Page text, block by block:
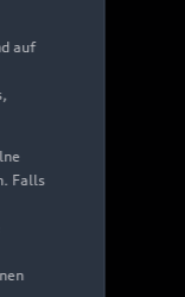
auf
Falls